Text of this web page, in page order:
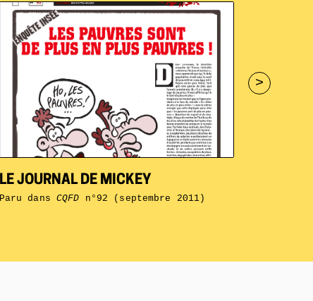
>
LE JOURNAL DE MICKEY
Paru dans CQFD n°92 (septembre 2011)